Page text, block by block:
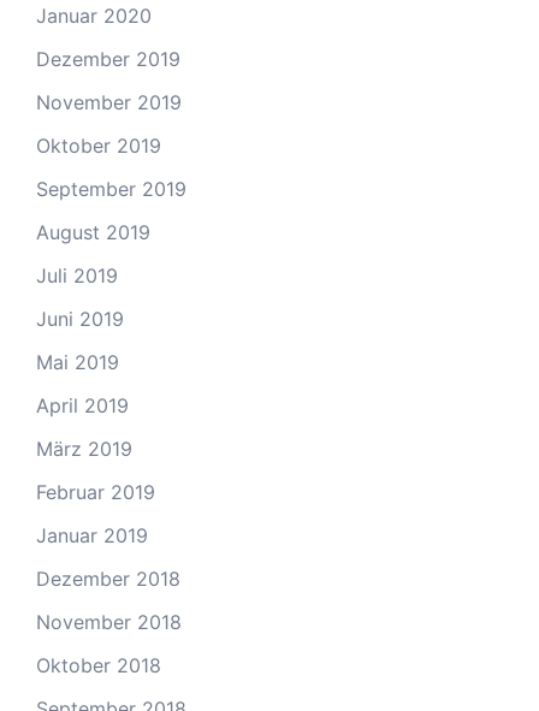
Januar 2020
Dezember 2019
November 2019
Oktober 2019
September 2019
August 2019
Juli 2019
Juni 2019
Mai 2019
April 2019
März 2019
Februar 2019
Januar 2019
Dezember 2018
November 2018
Oktober 2018